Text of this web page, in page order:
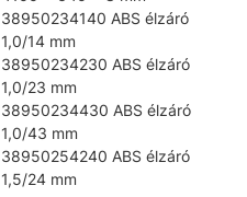
38950234140 ABS élzáró
1,0/14 mm
38950234230 ABS élzáró
1,0/23 mm
38950234430 ABS élzáró
1,0/43 mm
38950254240 ABS élzáró
1,5/24 mm